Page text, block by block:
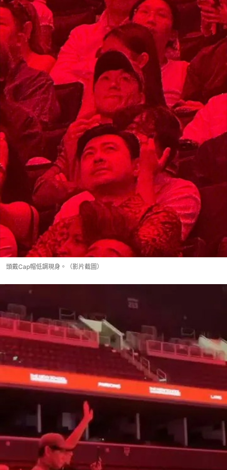
頭戴Cap帽低調現身。（影片截圖）